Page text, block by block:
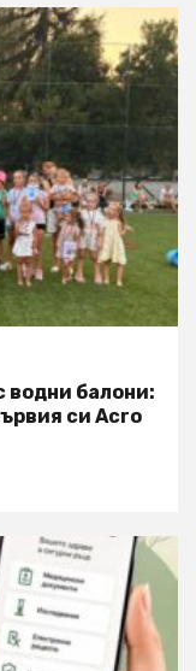
водни балони:
си Acro